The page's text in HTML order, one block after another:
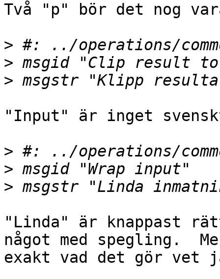
Två "p" bör det nog
>
>
>
"Input" är inget
>
>
>
"Linda" är knappast
något med spegling.
exakt vad det gör vet